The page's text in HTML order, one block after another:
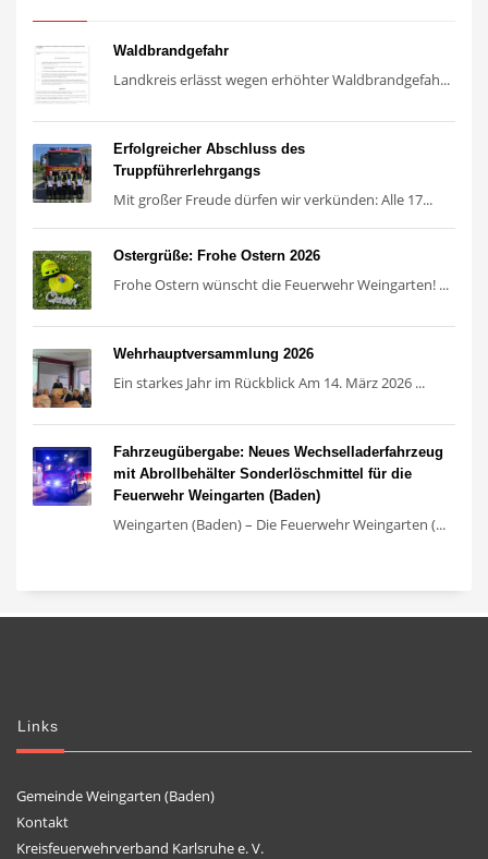
Waldbrandgefahr
Landkreis erlässt wegen erhöhter Waldbrandgefah...
Erfolgreicher Abschluss des
Truppführerlehrgangs
Mit großer Freude dürfen wir verkünden: Alle 17...
Ostergrüße: Frohe Ostern 2026
Frohe Ostern wünscht die Feuerwehr Weingarten! ...
Wehrhauptversammlung 2026
Ein starkes Jahr im Rückblick Am 14. März 2026 ...
Fahrzeugübergabe: Neues Wechselladerfahrzeug
mit Abrollbehälter Sonderlöschmittel für die
Feuerwehr Weingarten (Baden)
Weingarten (Baden) – Die Feuerwehr Weingarten (...
Links
Gemeinde Weingarten (Baden)
Kontakt
Kreisfeuerwehrverband Karlsruhe e. V.